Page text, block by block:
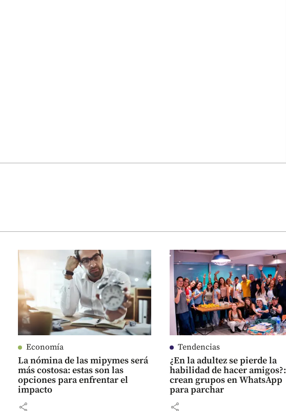
Economía
La nómina de las mipymes será
más costosa: estas son las
opciones para enfrentar el
impacto
share
Tendencias
¿En la adultez se pierde la
habilidad de hacer amigos?:
crean grupos en WhatsApp
para parchar
share